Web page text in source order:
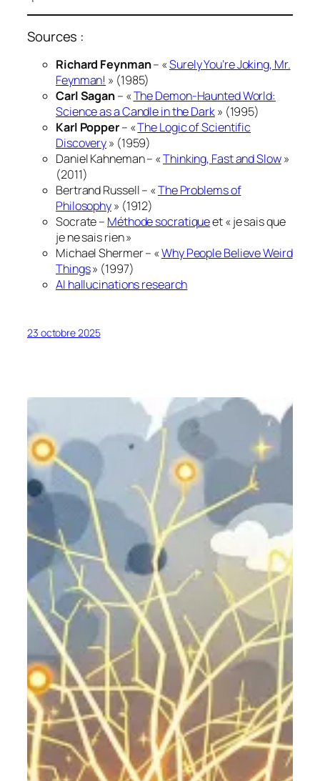
Sources :
Richard Feynman– «Surely You’re Joking, Mr.
Feynman! » (1985)
Carl Sagan– «The Demon-Haunted World:
Science as a Candle in the Dark» (1995)
Karl Popper– «The Logic of Scientific
Discovery» (1959)
Daniel Kahneman – «Thinking, Fast and Slow»
(2011)
Bertrand Russell – «The Problems of
Philosophy» (1912)
Socrate – Méthode socratiqueet « je sais que
je ne sais rien »
Michael Shermer – «Why People Believe Weird
Things» (1997)
AI hallucinations research
23 octobre 2025